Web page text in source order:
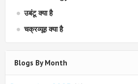
उबंटू क्या है
चक्रव्यूह क्या है
Blogs By Month